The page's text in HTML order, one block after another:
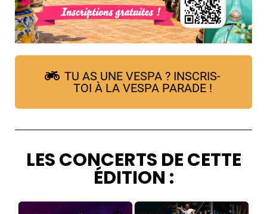
TU AS UNE VESPA ? INSCRIS-
TOI À LA VESPA PARADE !
LES CONCERTS DE CETTE
ÉDITION :